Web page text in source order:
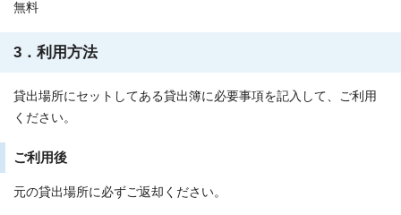
無料
3．利用方法
貸出場所にセットしてある貸出簿に必要事項を記入して、ご利用
ください。
ご利用後
元の貸出場所に必ずご返却ください。